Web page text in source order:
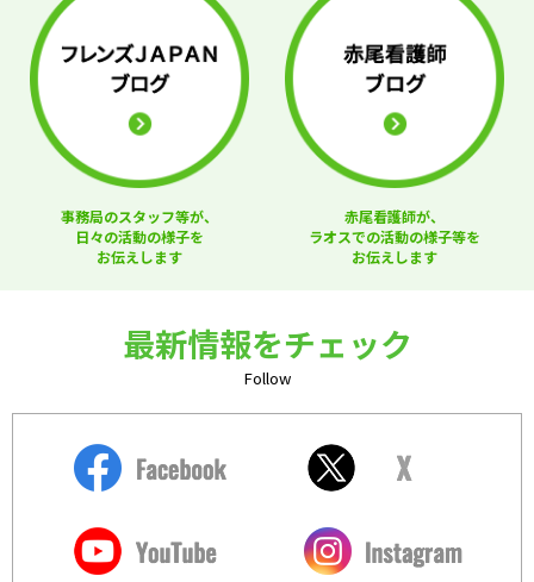
事務局のスタッフ等が、
日々の活動の様子を
お伝えします
赤尾看護師が、
ラオスでの活動の様子等を
お伝えします
最新情報をチェック
Follow